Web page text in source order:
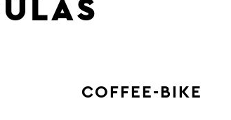
COFFEE-BIKE